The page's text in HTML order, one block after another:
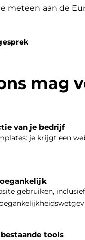
meteen aan de
mag
van je bedrijf
je krijgt een
gebruiken,
tools